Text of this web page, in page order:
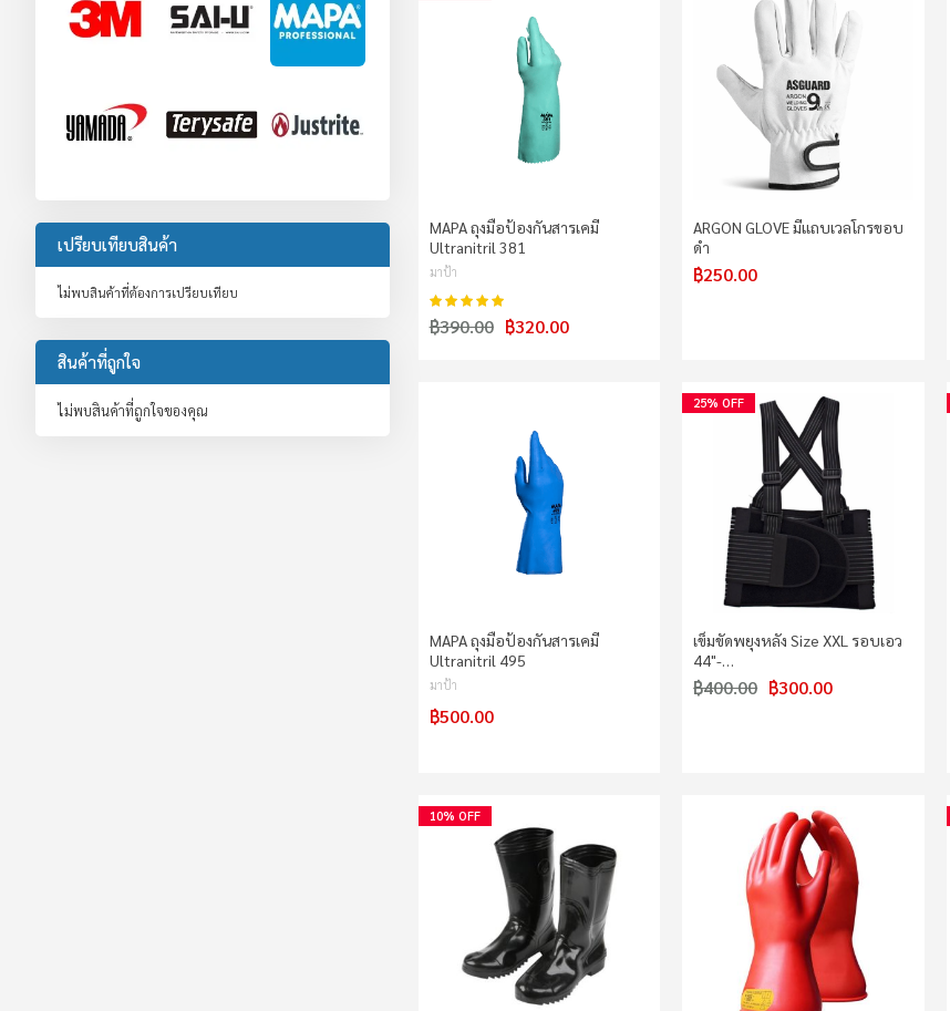
MAPA ถุงมือป้องกันสารเคมี
Ultranitril 381
มาป้า
คะแนน:
฿320.00
฿390.00
ARGON GLOVE มีแถบเวลโกรขอบ
ดำ
฿250.00
MAPA ถุงมือป้องกันสารเคมี
Ultranitril 495
มาป้า
฿500.00
25% OFF
เข็มขัดพยุงหลัง Size XXL รอบเอว
44"-…
฿300.00
฿400.00
10% OFF
เปรียบเทียบสินค้า
ไม่พบสินค้าที่ต้องการเปรียบเทียบ
สินค้าที่ถูกใจ
ไม่พบสินค้าที่ถูกใจของคุณ